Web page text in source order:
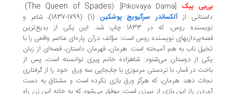
پیک [Pikovaya Dama]
. (
The Queen of Spades).
ازآلکساندر سرگیویچ پوشکین
(1) (1799-1837)، شاعر و
نویسنده روس، که در 1833 چاپ شد. این یکی از بدیع‌ترین
نویسنده روس است: مؤلف درآن پاره‌ای عناصر واقعی را با
ناب به هم آمیخته است. هرمان، قهرمان داستان، قصه‌ای از زبان
از دوستان می‌شنود: شاهزاده خانم پیری توانسته است، پس از
در قمار، با تردستی مرموزی با جابجایی سه ورق خود را از گرفتاری
دهد. هرمان، که هرگز ورق بازی نکرده است و مشتاق به دست
راز این بازی از پیرزن است، موفق می‌شود که به خانه این زن راه